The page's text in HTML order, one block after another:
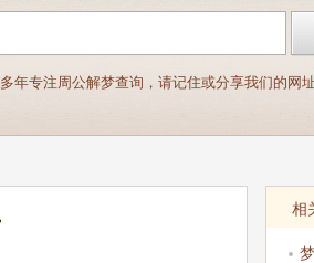
年专注周公解梦查询，请记住或分享我们的网
相